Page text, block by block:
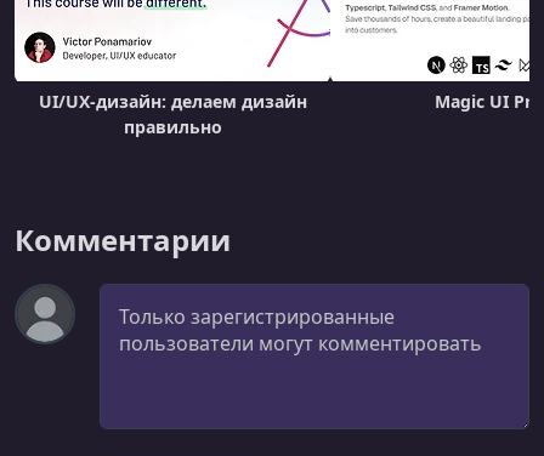
UI/UX-дизайн: делаем дизайн
правильно
Magic UI Pro
Комментарии
Комментарий